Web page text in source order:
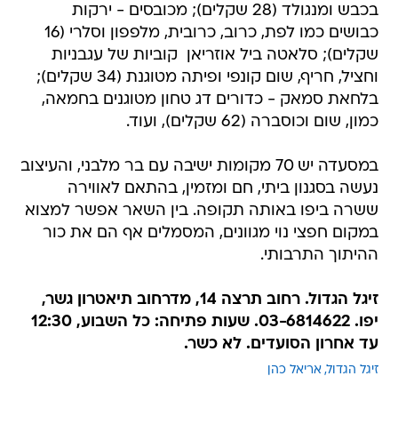
בכבש ומנגולד (28 שקלים); מכובסים - ירקות
כבושים כמו לפת, כרוב, כרובית, מלפפון וסלרי (16
שקלים); סלאטה ביל אוזריאן  קוביות של עגבניות
וחציל, חריף, שום קונפי ופיתה מטוגנת (34 שקלים);
בלחאת סמאק - כדורים דג טחון מטוגנים בחמאה,
כמון, שום וכוסברה (62 שקלים), ועוד.
במסעדה יש 70 מקומות ישיבה עם בר מלבני, והעיצוב
נעשה בסגנון ביתי, חם ומזמין, בהתאם לאווירה
ששרה ביפו באותה תקופה. בין השאר אפשר למצוא
במקום חפצי נוי מגוונים, המסמלים אף הם את כור
ההיתוך התרבותי.
זיגל הגדול. רחוב תרצה 14, מדרחוב תיאטרון גשר,
יפו. 03-6814622. שעות פתיחה: כל השבוע, 12:30
עד אחרון הסועדים. לא כשר.
זיגל הגדול אריאל כהן